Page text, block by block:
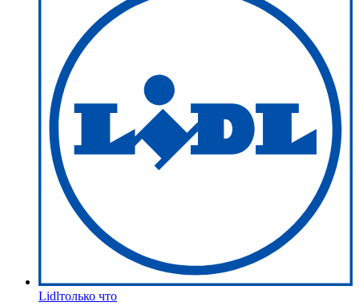
Lidlтолько что